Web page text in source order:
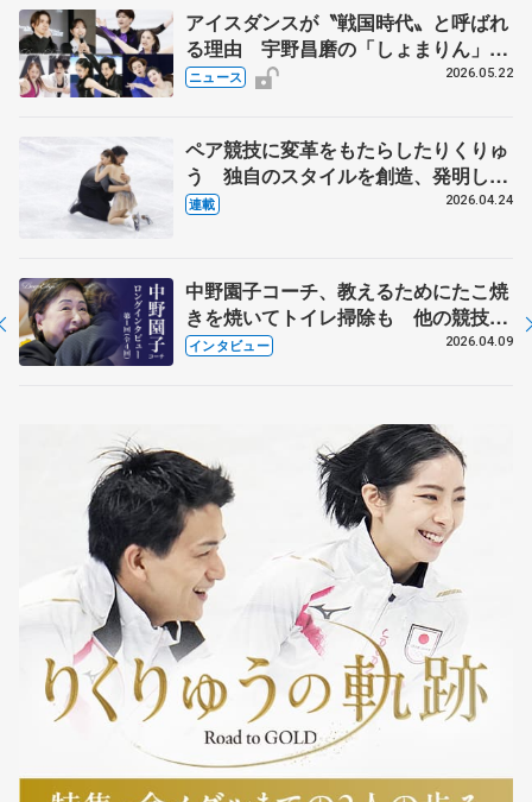
アイスダンスが〝戦国時代〟と呼ばれ
る理由 宇野昌磨の「しょまりん」ら
実力者が相次いで参戦 国内の競争激
ニュース 2026.05.22
ペア競技に変革をもたらしたりくりゅ
う 独自のスタイルを創造、発明した
【引退発表後②】
連載 2026.04.24
中野園子コーチ、教えるためにたこ焼
きを焼いてトイレ掃除も 他の競技に
も通用するという坂本花織の筋肉
インタビュー 2026.04.09